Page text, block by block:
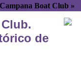
Campana Boat Club »
de